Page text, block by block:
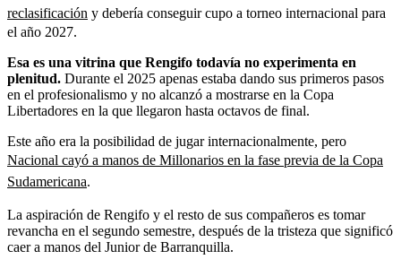
reclasificación y debería conseguir cupo a torneo internacional para
el año 2027.
Esa es una vitrina que Rengifo todavía no experimenta en
plenitud. Durante el 2025 apenas estaba dando sus primeros pasos
en el profesionalismo y no alcanzó a mostrarse en la Copa
Libertadores en la que llegaron hasta octavos de final.
Este año era la posibilidad de jugar internacionalmente, pero
Nacional cayó a manos de Millonarios en la fase previa de la Copa
Sudamericana.
La aspiración de Rengifo y el resto de sus compañeros es tomar
revancha en el segundo semestre, después de la tristeza que significó
caer a manos del Junior de Barranquilla.